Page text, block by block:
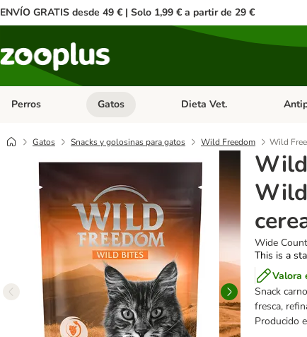
ENVÍO GRATIS desde 49 € | Solo 1,99 € a partir de 29 €
Perros Menú de categoria abierto: Perros
Gatos Menú de categoria abierto:
Dieta Vet. Menú
Gatos Snacks y golosinas para gatos Wild Freedom Wild
Wide
This is a
Valora
Snack
fresca,
Producido